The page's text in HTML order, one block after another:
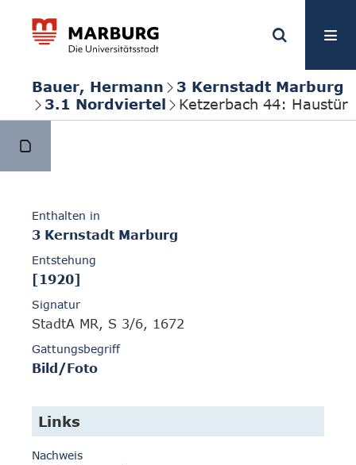
Bauer, Hermann
3 Kernstadt Marburg
3.1 Nordviertel
Ketzerbach 44: Haustür
Enthalten in
3 Kernstadt Marburg
Entstehung
[1920]
Signatur
StadtA MR, S 3/6, 1672
Gattungsbegriff
Bild/Foto
Links
Nachweis